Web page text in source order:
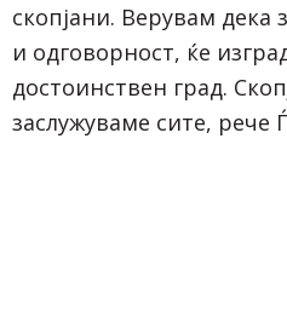
скопјани. Верувам дека
и одговорност, ќе
достоинствен град.
заслужуваме сите, рече